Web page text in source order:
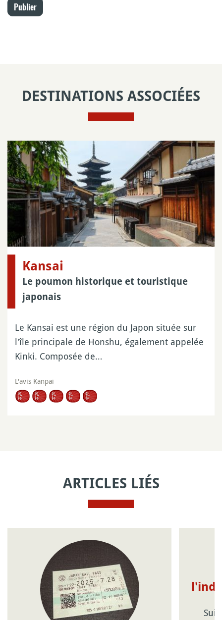
Publier
DESTINATIONS ASSOCIÉES
Kansai
Le poumon historique et touristique
japonais
Le Kansai est une région du Japon située sur
l'île principale de Honshu, également appelée
Kinki. Composée de…
L'avis Kanpai
ARTICLES LIÉS